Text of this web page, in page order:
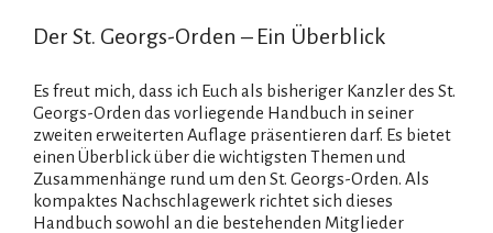
Der St. Georgs-Orden – Ein Überblick
Es freut mich, dass ich Euch als bisheriger Kanzler des St.
Georgs-Orden das vorliegende Handbuch in seiner
zweiten erweiterten Auflage präsentieren darf. Es bietet
einen Überblick über die wichtigsten Themen und
Zusammenhänge rund um den St. Georgs-Orden. Als
kompaktes Nachschlagewerk richtet sich dieses
Handbuch sowohl an die bestehenden Mitglieder